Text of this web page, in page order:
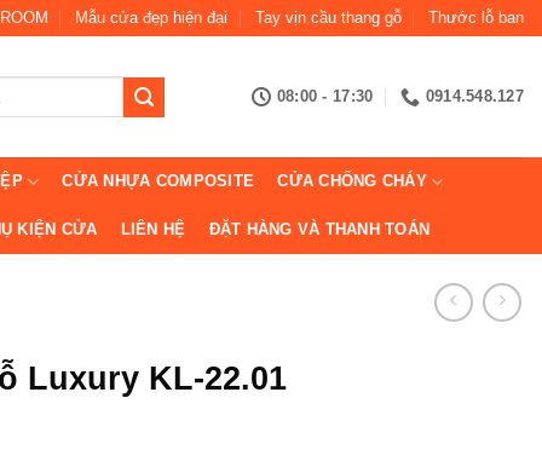
Mẫu cửa đẹp hiện đại Tay vịn cầu thang gỗ Thước lỗ ban
08:00 - 17:30 0914.548.127
CỬA NHỰA COMPOSITE CỬA CHỐNG CHÁY
KIỆN CỬA LIÊN HỆ ĐẶT HÀNG VÀ THANH TOÁN
Luxury KL-22.01